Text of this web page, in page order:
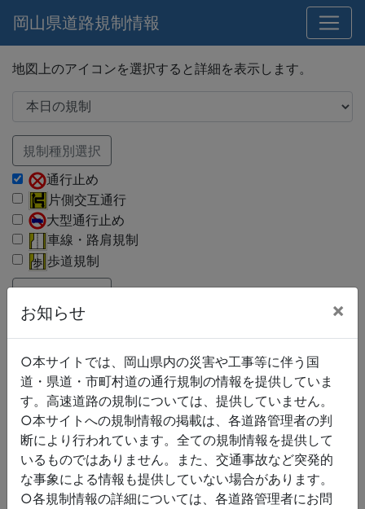
岡山県道路規制情報
お知らせ ×
○本サイトでは、岡山県内の災害や工事等に伴う国
道・県道・市町村道の通行規制の情報を提供していま
す。高速道路の規制については、提供していません。
○本サイトへの規制情報の掲載は、各道路管理者の判
断により行われています。全ての規制情報を提供して
いるものではありません。また、交通事故など突発的
な事象による情報も提供していない場合があります。
○各規制情報の詳細については、各道路管理者にお問
地図上のアイコンを選択すると詳細を表示します。
規制種別選択
通行止め
片側交互通行
大型通行止め
車線・路肩規制
歩道規制
路線種別選択
国道
県道
市町村道